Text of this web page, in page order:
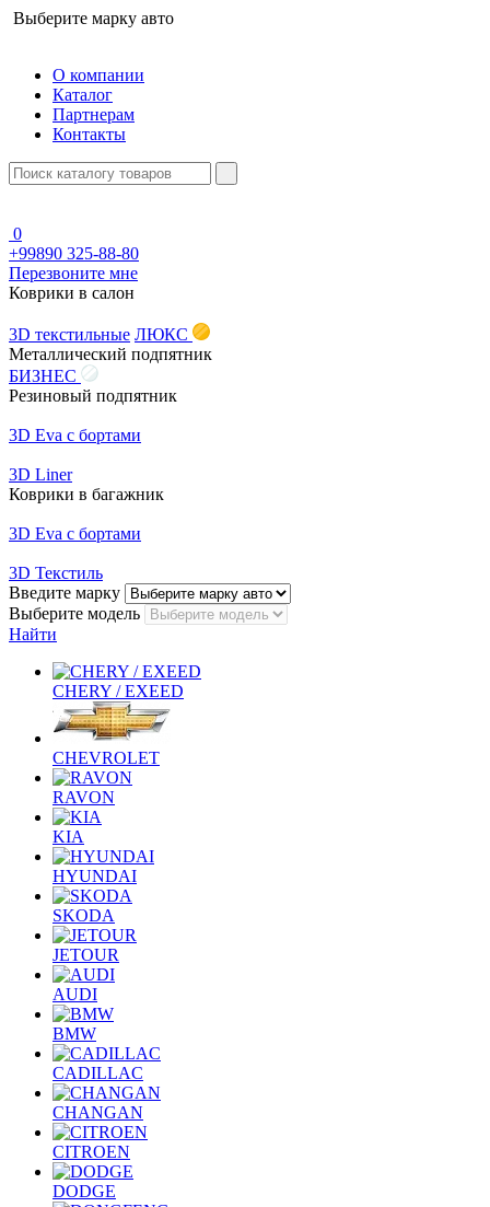
Выберите марку авто
О компании
Каталог
Партнерам
Контакты
0
+99890 325-88-80
Перезвоните мне
Коврики в салон
3D текстильные ЛЮКС
Металлический подпятник
БИЗНЕС
Резиновый подпятник
3D Eva с бортами
3D Liner
Коврики в багажник
3D Eva с бортами
3D Текстиль
Введите марку
Выберите модель
Найти
CHERY / EXEED
CHEVROLET
RAVON
KIA
HYUNDAI
SKODA
JETOUR
AUDI
BMW
CADILLAC
CHANGAN
CITROEN
DODGE